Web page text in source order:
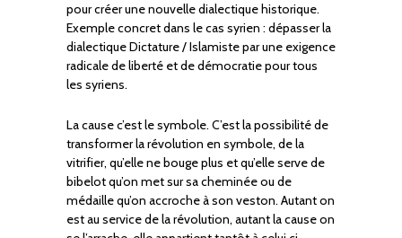
pour créer une nouvelle dialectique historique.
Exemple concret dans le cas syrien : dépasser la
dialectique Dictature / Islamiste par une exigence
radicale de liberté et de démocratie pour tous
les syriens.
La cause c’est le symbole. C’est la possibilité de
transformer la révolution en symbole, de la
vitrifier, qu’elle ne bouge plus et qu’elle serve de
bibelot qu’on met sur sa cheminée ou de
médaille qu’on accroche à son veston. Autant on
est au service de la révolution, autant la cause on